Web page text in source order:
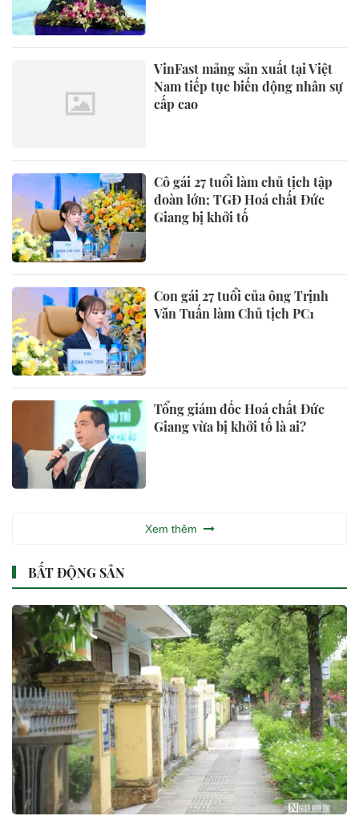
VinFast mảng sản xuất tại Việt
Nam tiếp tục biến động nhân sự
cấp cao
Cô gái 27 tuổi làm chủ tịch tập
đoàn lớn; TGĐ Hoá chất Đức
Giang bị khởi tố
Con gái 27 tuổi của ông Trịnh
Văn Tuấn làm Chủ tịch PC1
Tổng giám đốc Hoá chất Đức
Giang vừa bị khởi tố là ai?
Xem thêm
BẤT ĐỘNG SẢN